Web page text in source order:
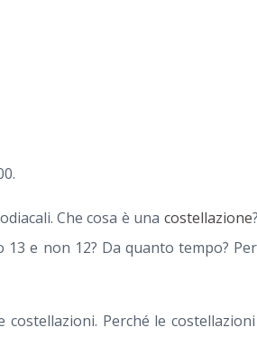
Che cosa è una costellazione
e non 12? Da quanto tempo?
Perché le